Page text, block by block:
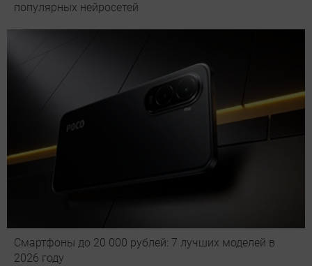
популярных нейросетей
Смартфоны до 20 000 рублей: 7 лучших моделей в
2026 году